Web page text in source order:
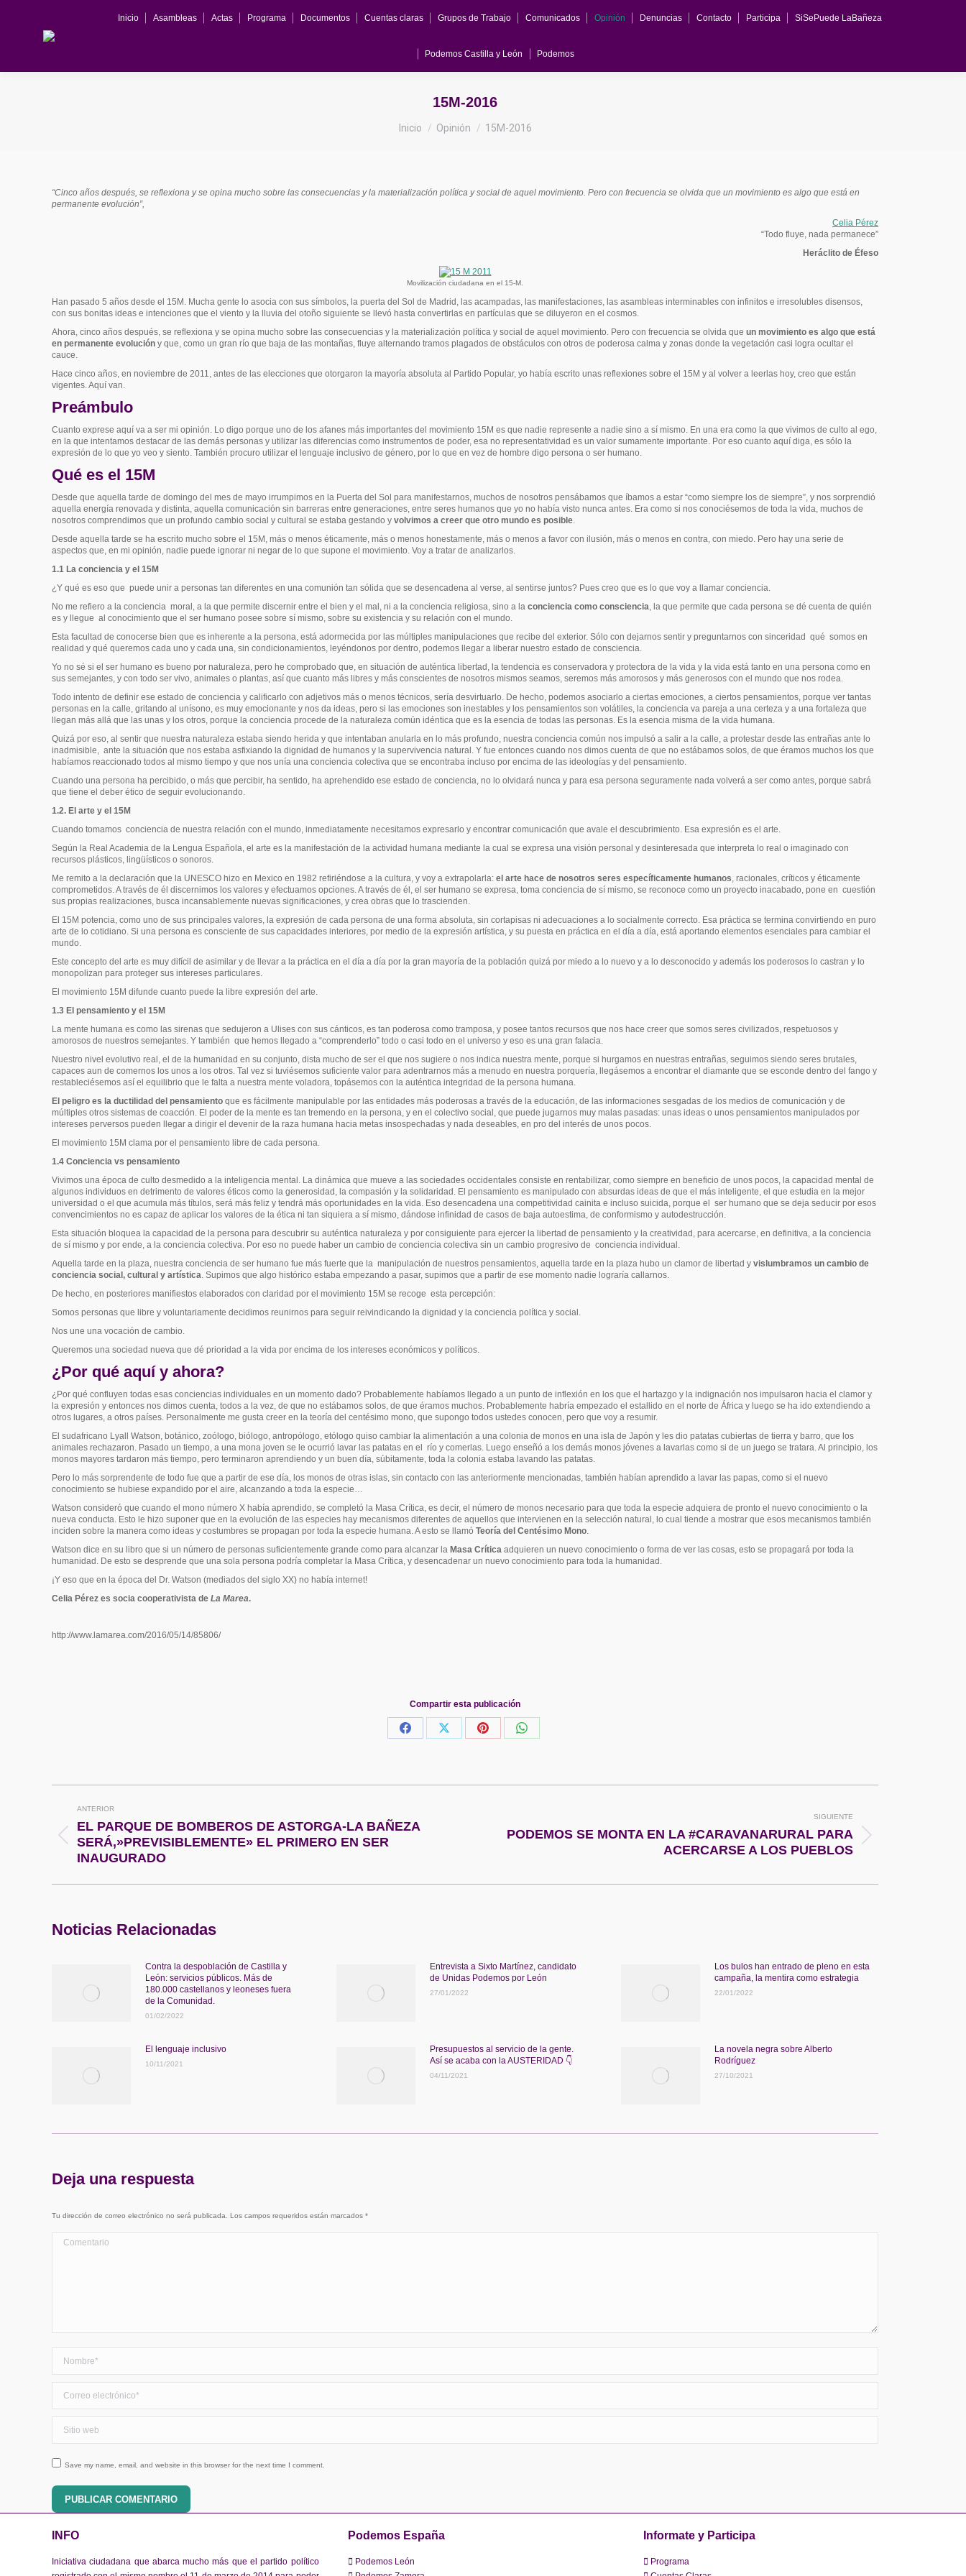
Inicio Asambleas Actas Programa Documentos Cuentas claras Grupos de Trabajo Comunicados Opinión Denuncias Contacto Participa SiSePuede LaBañeza
Podemos Castilla y León Podemos
15M-2016
Inicio Opinión 15M-2016
“Cinco años después, se reflexiona y se opina mucho sobre las consecuencias y la materialización política y social de aquel movimiento. Pero con frecuencia se olvida que un movimiento es algo que está en
permanente evolución”,
Celia Pérez
“Todo fluye, nada permanece”
Heráclito de Éfeso
Movilización ciudadana en el 15-M.
Han pasado 5 años desde el 15M. Mucha gente lo asocia con sus símbolos, la puerta del Sol de Madrid, las acampadas, las manifestaciones, las asambleas interminables con infinitos e irresolubles disensos,
con sus bonitas ideas e intenciones que el viento y la lluvia del otoño siguiente se llevó hasta convertirlas en partículas que se diluyeron en el cosmos.
Ahora, cinco años después, se reflexiona y se opina mucho sobre las consecuencias y la materialización política y social de aquel movimiento. Pero con frecuencia se olvida que un movimiento es algo que está
en permanente evolución y que, como un gran río que baja de las montañas, fluye alternando tramos plagados de obstáculos con otros de poderosa calma y zonas donde la vegetación casi logra ocultar el
cauce.
Hace cinco años, en noviembre de 2011, antes de las elecciones que otorgaron la mayoría absoluta al Partido Popular, yo había escrito unas reflexiones sobre el 15M y al volver a leerlas hoy, creo que están
vigentes. Aquí van.
Preámbulo
Cuanto exprese aquí va a ser mi opinión. Lo digo porque uno de los afanes más importantes del movimiento 15M es que nadie represente a nadie sino a sí mismo. En una era como la que vivimos de culto al ego,
en la que intentamos destacar de las demás personas y utilizar las diferencias como instrumentos de poder, esa no representatividad es un valor sumamente importante. Por eso cuanto aquí diga, es sólo la
expresión de lo que yo veo y siento. También procuro utilizar el lenguaje inclusivo de género, por lo que en vez de hombre digo persona o ser humano.
Qué es el 15M
Desde que aquella tarde de domingo del mes de mayo irrumpimos en la Puerta del Sol para manifestarnos, muchos de nosotros pensábamos que íbamos a estar “como siempre los de siempre”, y nos sorprendió
aquella energía renovada y distinta, aquella comunicación sin barreras entre generaciones, entre seres humanos que yo no había visto nunca antes. Era como si nos conociésemos de toda la vida, muchos de
nosotros comprendimos que un profundo cambio social y cultural se estaba gestando y volvimos a creer que otro mundo es posible.
Desde aquella tarde se ha escrito mucho sobre el 15M, más o menos éticamente, más o menos honestamente, más o menos a favor con ilusión, más o menos en contra, con miedo. Pero hay una serie de
aspectos que, en mi opinión, nadie puede ignorar ni negar de lo que supone el movimiento. Voy a tratar de analizarlos.
1.1 La conciencia y el 15M
¿Y qué es eso que puede unir a personas tan diferentes en una comunión tan sólida que se desencadena al verse, al sentirse juntos? Pues creo que es lo que voy a llamar conciencia.
No me refiero a la conciencia moral, a la que permite discernir entre el bien y el mal, ni a la conciencia religiosa, sino a la conciencia como consciencia, la que permite que cada persona se dé cuenta de quién
es y llegue al conocimiento que el ser humano posee sobre sí mismo, sobre su existencia y su relación con el mundo.
Esta facultad de conocerse bien que es inherente a la persona, está adormecida por las múltiples manipulaciones que recibe del exterior. Sólo con dejarnos sentir y preguntarnos con sinceridad qué somos en
realidad y qué queremos cada uno y cada una, sin condicionamientos, leyéndonos por dentro, podemos llegar a liberar nuestro estado de consciencia.
Yo no sé si el ser humano es bueno por naturaleza, pero he comprobado que, en situación de auténtica libertad, la tendencia es conservadora y protectora de la vida y la vida está tanto en una persona como en
sus semejantes, y con todo ser vivo, animales o plantas, así que cuanto más libres y más conscientes de nosotros mismos seamos, seremos más amorosos y más generosos con el mundo que nos rodea.
Todo intento de definir ese estado de conciencia y calificarlo con adjetivos más o menos técnicos, sería desvirtuarlo. De hecho, podemos asociarlo a ciertas emociones, a ciertos pensamientos, porque ver tantas
personas en la calle, gritando al unísono, es muy emocionante y nos da ideas, pero si las emociones son inestables y los pensamientos son volátiles, la conciencia va pareja a una certeza y a una fortaleza que
llegan más allá que las unas y los otros, porque la conciencia procede de la naturaleza común idéntica que es la esencia de todas las personas. Es la esencia misma de la vida humana.
Quizá por eso, al sentir que nuestra naturaleza estaba siendo herida y que intentaban anularla en lo más profundo, nuestra conciencia común nos impulsó a salir a la calle, a protestar desde las entrañas ante lo
inadmisible, ante la situación que nos estaba asfixiando la dignidad de humanos y la supervivencia natural. Y fue entonces cuando nos dimos cuenta de que no estábamos solos, de que éramos muchos los que
habíamos reaccionado todos al mismo tiempo y que nos unía una conciencia colectiva que se encontraba incluso por encima de las ideologías y del pensamiento.
Cuando una persona ha percibido, o más que percibir, ha sentido, ha aprehendido ese estado de conciencia, no lo olvidará nunca y para esa persona seguramente nada volverá a ser como antes, porque sabrá
que tiene el deber ético de seguir evolucionando.
1.2. El arte y el 15M
Cuando tomamos conciencia de nuestra relación con el mundo, inmediatamente necesitamos expresarlo y encontrar comunicación que avale el descubrimiento. Esa expresión es el arte.
Según la Real Academia de la Lengua Española, el arte es la manifestación de la actividad humana mediante la cual se expresa una visión personal y desinteresada que interpreta lo real o imaginado con
recursos plásticos, lingüísticos o sonoros.
Me remito a la declaración que la UNESCO hizo en Mexico en 1982 refiriéndose a la cultura, y voy a extrapolarla: el arte hace de nosotros seres específicamente humanos, racionales, críticos y éticamente
comprometidos. A través de él discernimos los valores y efectuamos opciones. A través de él, el ser humano se expresa, toma conciencia de sí mismo, se reconoce como un proyecto inacabado, pone en cuestión
sus propias realizaciones, busca incansablemente nuevas significaciones, y crea obras que lo trascienden.
El 15M potencia, como uno de sus principales valores, la expresión de cada persona de una forma absoluta, sin cortapisas ni adecuaciones a lo socialmente correcto. Esa práctica se termina convirtiendo en puro
arte de lo cotidiano. Si una persona es consciente de sus capacidades interiores, por medio de la expresión artística, y su puesta en práctica en el día a día, está aportando elementos esenciales para cambiar el
mundo.
Este concepto del arte es muy difícil de asimilar y de llevar a la práctica en el día a día por la gran mayoría de la población quizá por miedo a lo nuevo y a lo desconocido y además los poderosos lo castran y lo
monopolizan para proteger sus intereses particulares.
El movimiento 15M difunde cuanto puede la libre expresión del arte.
1.3 El pensamiento y el 15M
La mente humana es como las sirenas que sedujeron a Ulises con sus cánticos, es tan poderosa como tramposa, y posee tantos recursos que nos hace creer que somos seres civilizados, respetuosos y
amorosos de nuestros semejantes. Y también que hemos llegado a “comprenderlo” todo o casi todo en el universo y eso es una gran falacia.
Nuestro nivel evolutivo real, el de la humanidad en su conjunto, dista mucho de ser el que nos sugiere o nos indica nuestra mente, porque si hurgamos en nuestras entrañas, seguimos siendo seres brutales,
capaces aun de comernos los unos a los otros. Tal vez si tuviésemos suficiente valor para adentrarnos más a menudo en nuestra porquería, llegásemos a encontrar el diamante que se esconde dentro del fango y
restableciésemos así el equilibrio que le falta a nuestra mente voladora, topásemos con la auténtica integridad de la persona humana.
El peligro es la ductilidad del pensamiento que es fácilmente manipulable por las entidades más poderosas a través de la educación, de las informaciones sesgadas de los medios de comunicación y de
múltiples otros sistemas de coacción. El poder de la mente es tan tremendo en la persona, y en el colectivo social, que puede jugarnos muy malas pasadas: unas ideas o unos pensamientos manipulados por
intereses perversos pueden llegar a dirigir el devenir de la raza humana hacia metas insospechadas y nada deseables, en pro del interés de unos pocos.
El movimiento 15M clama por el pensamiento libre de cada persona.
1.4 Conciencia vs pensamiento
Vivimos una época de culto desmedido a la inteligencia mental. La dinámica que mueve a las sociedades occidentales consiste en rentabilizar, como siempre en beneficio de unos pocos, la capacidad mental de
algunos individuos en detrimento de valores éticos como la generosidad, la compasión y la solidaridad. El pensamiento es manipulado con absurdas ideas de que el más inteligente, el que estudia en la mejor
universidad o el que acumula más títulos, será más feliz y tendrá más oportunidades en la vida. Eso desencadena una competitividad cainita e incluso suicida, porque el
ser humano que se deja seducir por esos
convencimientos no es capaz de aplicar los valores de la ética ni tan siquiera a sí mismo, dándose infinidad de casos de baja autoestima, de conformismo y autodestrucción.
Esta situación bloquea la capacidad de la persona para descubrir su auténtica naturaleza y por consiguiente para ejercer la libertad de pensamiento y la creatividad, para acercarse, en definitiva, a la conciencia
de sí mismo y por ende, a la conciencia colectiva. Por eso no puede haber un cambio de conciencia colectiva sin un cambio progresivo de conciencia individual.
Aquella tarde en la plaza, nuestra conciencia de ser humano fue más fuerte que la manipulación de nuestros pensamientos, aquella tarde en la plaza hubo un clamor de libertad y vislumbramos un cambio de
conciencia social, cultural y artística. Supimos que algo histórico estaba empezando a pasar, supimos que a partir de ese momento nadie lograría callarnos.
De hecho, en posteriores manifiestos elaborados con claridad por el movimiento 15M se recoge esta percepción:
Somos personas que libre y voluntariamente decidimos reunirnos para seguir reivindicando la dignidad y la conciencia política y social.
Nos une una vocación de cambio.
Queremos una sociedad nueva que dé prioridad a la vida por encima de los intereses económicos y políticos.
¿Por qué aquí y ahora?
¿Por qué confluyen todas esas conciencias individuales en un momento dado? Probablemente habíamos llegado a un punto de inflexión en los que el hartazgo y la indignación nos impulsaron hacia el clamor y
la expresión y entonces nos dimos cuenta, todos a la vez, de que no estábamos solos, de que éramos muchos. Probablemente habría empezado el estallido en el norte de África y luego se ha ido extendiendo a
otros lugares, a otros países. Personalmente me gusta creer en la teoría del centésimo mono, que supongo todos ustedes conocen, pero que voy a resumir.
El sudafricano Lyall Watson, botánico, zoólogo, biólogo, antropólogo, etólogo quiso cambiar la alimentación a una colonia de monos en una isla de Japón y les dio patatas cubiertas de tierra y barro, que los
animales rechazaron. Pasado un tiempo, a una mona joven se le ocurrió lavar las patatas en el
río y comerlas. Luego enseñó a los demás monos jóvenes a lavarlas como si de un juego se tratara. Al principio, los
monos mayores tardaron más tiempo, pero terminaron aprendiendo y un buen día, súbitamente, toda la colonia estaba lavando las patatas.
Pero lo más sorprendente de todo fue que a partir de ese día, los monos de otras islas, sin contacto con las anteriormente mencionadas, también habían aprendido a lavar las papas, como si el nuevo
conocimiento se hubiese expandido por el aire, alcanzando a toda la especie…
Watson consideró que cuando el mono número X había aprendido, se completó la Masa Crítica, es decir, el número de monos necesario para que toda la especie adquiera de pronto el nuevo conocimiento o la
nueva conducta. Esto le hizo suponer que en la evolución de las especies hay mecanismos diferentes de aquellos que intervienen en la selección natural, lo cual tiende a mostrar que esos mecanismos también
inciden sobre la manera como ideas y costumbres se propagan por toda la especie humana. A esto se llamó Teoría del Centésimo Mono.
Watson dice en su libro que si un número de personas suficientemente grande como para alcanzar la Masa Crítica adquieren un nuevo conocimiento o forma de ver las cosas, esto se propagará por toda la
humanidad. De esto se desprende que una sola persona podría completar la Masa Crítica, y desencadenar un nuevo conocimiento para toda la humanidad.
¡Y eso que en la época del Dr. Watson (mediados del siglo XX) no había internet!
Celia Pérez es socia cooperativista de La Marea.
http://www.lamarea.com/2016/05/14/85806/
Compartir esta publicación
Share
Share
Share
Share
entre
publicaciones
ANTERIOR
Publicación
EL PARQUE DE BOMBEROS DE ASTORGA-LA BAÑEZA
SERÁ,»PREVISIBLEMENTE» EL PRIMERO EN SER
INAUGURADO
SIGUIENTE
Publicación
PODEMOS SE MONTA EN LA #CARAVANARURAL PARA
ACERCARSE A LOS PUEBLOS
Noticias Relacionadas
Contra la despoblación de Castilla y
León: servicios públicos. Más de
180.000 castellanos y leoneses fuera
de la Comunidad.
01/02/2022
Entrevista a Sixto Martínez, candidato
de Unidas Podemos por León
27/01/2022
Los bulos han entrado de pleno en esta
campaña, la mentira como estrategia
22/01/2022
El lenguaje inclusivo
10/11/2021
Presupuestos al servicio de la gente.
Así se acaba con la AUSTERIDAD 👇
04/11/2021
La novela negra sobre Alberto
Rodríguez
27/10/2021
Deja una respuesta
Tu dirección de correo electrónico no será publicada. Los campos requeridos están marcados *
Comentario
Save my name, email, and website in this browser for the next time I comment.
PUBLICAR COMENTARIO
INFO
Iniciativa ciudadana que abarca mucho más que el partido político
Podemos España
Podemos León
Informate y Participa
Programa